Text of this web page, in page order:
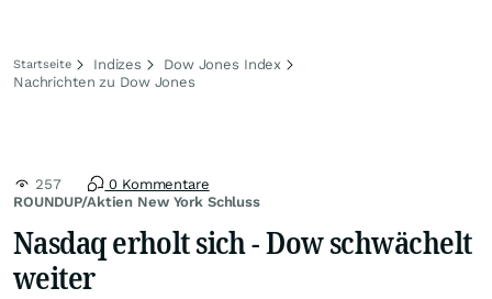
Startseite Indizes
Dow Jones Index
Nachrichten zu Dow Jones
ROUNDUP/Aktien New York Schluss
257 0 Kommentare
Nasdaq erholt sich - Dow schwächelt
weiter